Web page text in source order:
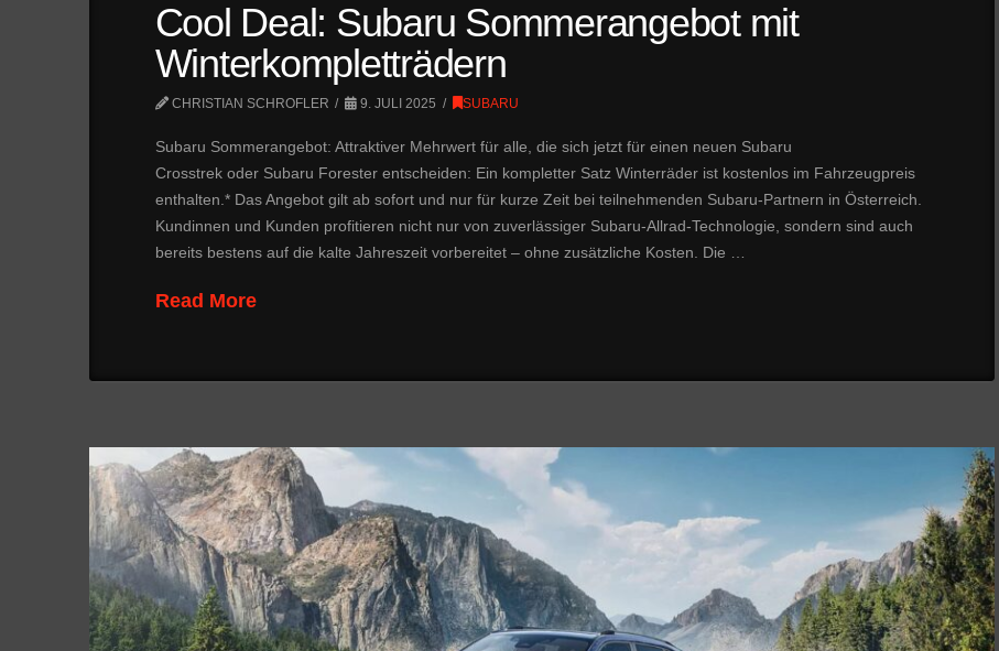
Cool Deal: Subaru Sommerangebot mit
Winterkompletträdern
CHRISTIAN SCHROFLER 9. JULI 2025 SUBARU
Subaru Sommerangebot: Attraktiver Mehrwert für alle, die sich jetzt für einen neuen Subaru
Crosstrek oder Subaru Forester entscheiden: Ein kompletter Satz Winterräder ist kostenlos im Fahrzeugpreis
enthalten.* Das Angebot gilt ab sofort und nur für kurze Zeit bei teilnehmenden Subaru-Partnern in Österreich.
Kundinnen und Kunden profitieren nicht nur von zuverlässiger Subaru-Allrad-Technologie, sondern sind auch
bereits bestens auf die kalte Jahreszeit vorbereitet – ohne zusätzliche Kosten. Die …
Read More